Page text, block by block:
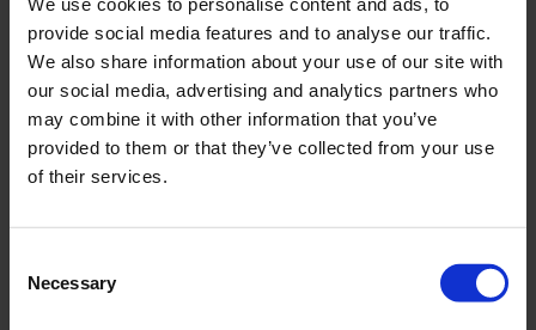
provide social media features and to analyse our traffic.
We also share information about your use of our site with
our social media, advertising and analytics partners who
may combine it with other information that you’ve
provided to them or that they’ve collected from your use
of their services.
Selection
Necessary
ASICS SportStyle e Little Tokyo Table Tennis: la
collaborazione e il lancio della Gel-Resolution™ 5
L’universo crepuscolare di Miu Miu: Hailey Bieber e
Xiao Wen Ju sono le protagoniste della nuova
campagna FW 2026